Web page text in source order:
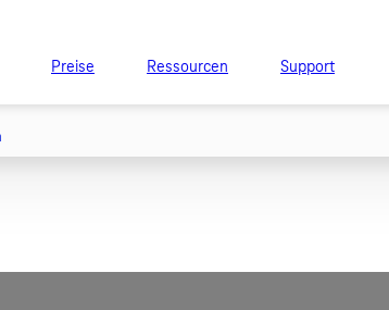
Preise Ressourcen Support